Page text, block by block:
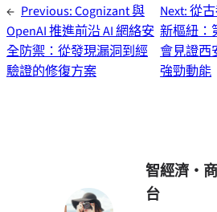
← Previous:Cognizant 與
OpenAI 推進前沿 AI 網絡安
全防禦：從發現漏洞到經
驗證的修復方案
Next:從
新樞紐：
會見證西
強勁動能
智經濟・
台